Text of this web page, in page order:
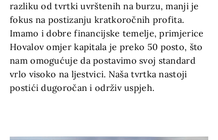
razliku od tvrtki uvrštenih na burzu, manji je
fokus na postizanju kratkoročnih profita.
Imamo i dobre financijske temelje, primjerice
Hovalov omjer kapitala je preko 50 posto, što
nam omogućuje da postavimo svoj standard
vrlo visoko na ljestvici. Naša tvrtka nastoji
postići dugoročan i održiv uspjeh.